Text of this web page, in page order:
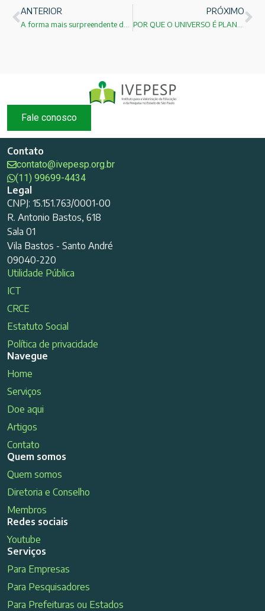
ANTERIOR PRÓXIMO
Fale conosco
Contato
contato@ivepesp.org.br
(11) 99699-4434
Legal
CNPJ: 15.151.763/0001-00
R. Antonio Bastos, 618
Sala 01
Vila Bastos - Santo André
09040-220
Utilidade Pública
ICT
CRCE
Estatuto Social
Política de privacidade
Navegue
Home
Serviços
Doe aqui
Artigos
Contato
Quem somos
Quem somos
Diretoria e Conselho
Membros
Redes sociais
Youtube
Serviços
Para Empresas
Para Pesquisadores
Para Prefeituras ou Estados